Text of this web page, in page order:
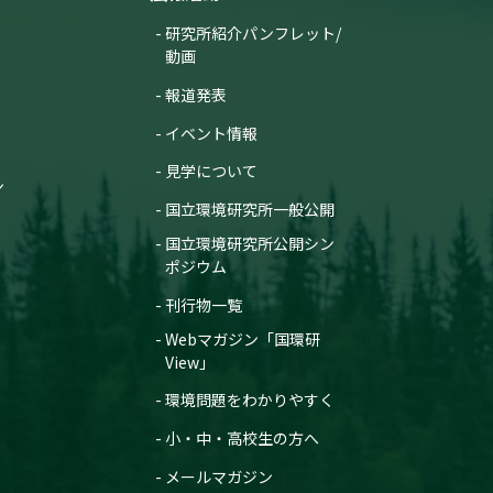
研究所紹介パンフレット/
動画
報道発表
イベント情報
見学について
国立環境研究所一般公開
国立環境研究所公開シン
ポジウム
刊行物一覧
Webマガジン「国環研
View」
環境問題をわかりやすく
小・中・高校生の方へ
メールマガジン